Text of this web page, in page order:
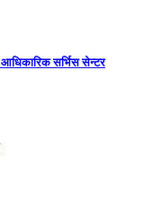
आधिकारिक सर्भिस सेन्टर